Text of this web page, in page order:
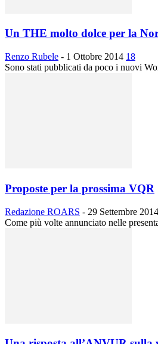
Un THE molto dolce per la
Renzo Rubele - 1 Ottobre 2014 18
Sono stati pubblicati da poco i nuovi
Proposte per la prossima VQR
Redazione ROARS - 29 Settembre 2014
Come più volte annunciato nelle